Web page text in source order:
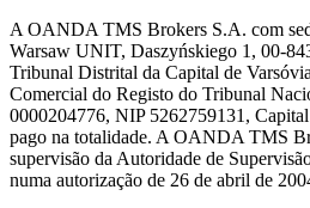
A OANDA TMS Brokers S.A. com
Warsaw UNIT, Daszyńskiego 1, 00-
Tribunal Distrital da Capital de
Comercial do Registo do Tribunal
0000204776, NIP 5262759131,
pago na totalidade. A OANDA TMS
supervisão da Autoridade de
numa autorização de 26 de abril de